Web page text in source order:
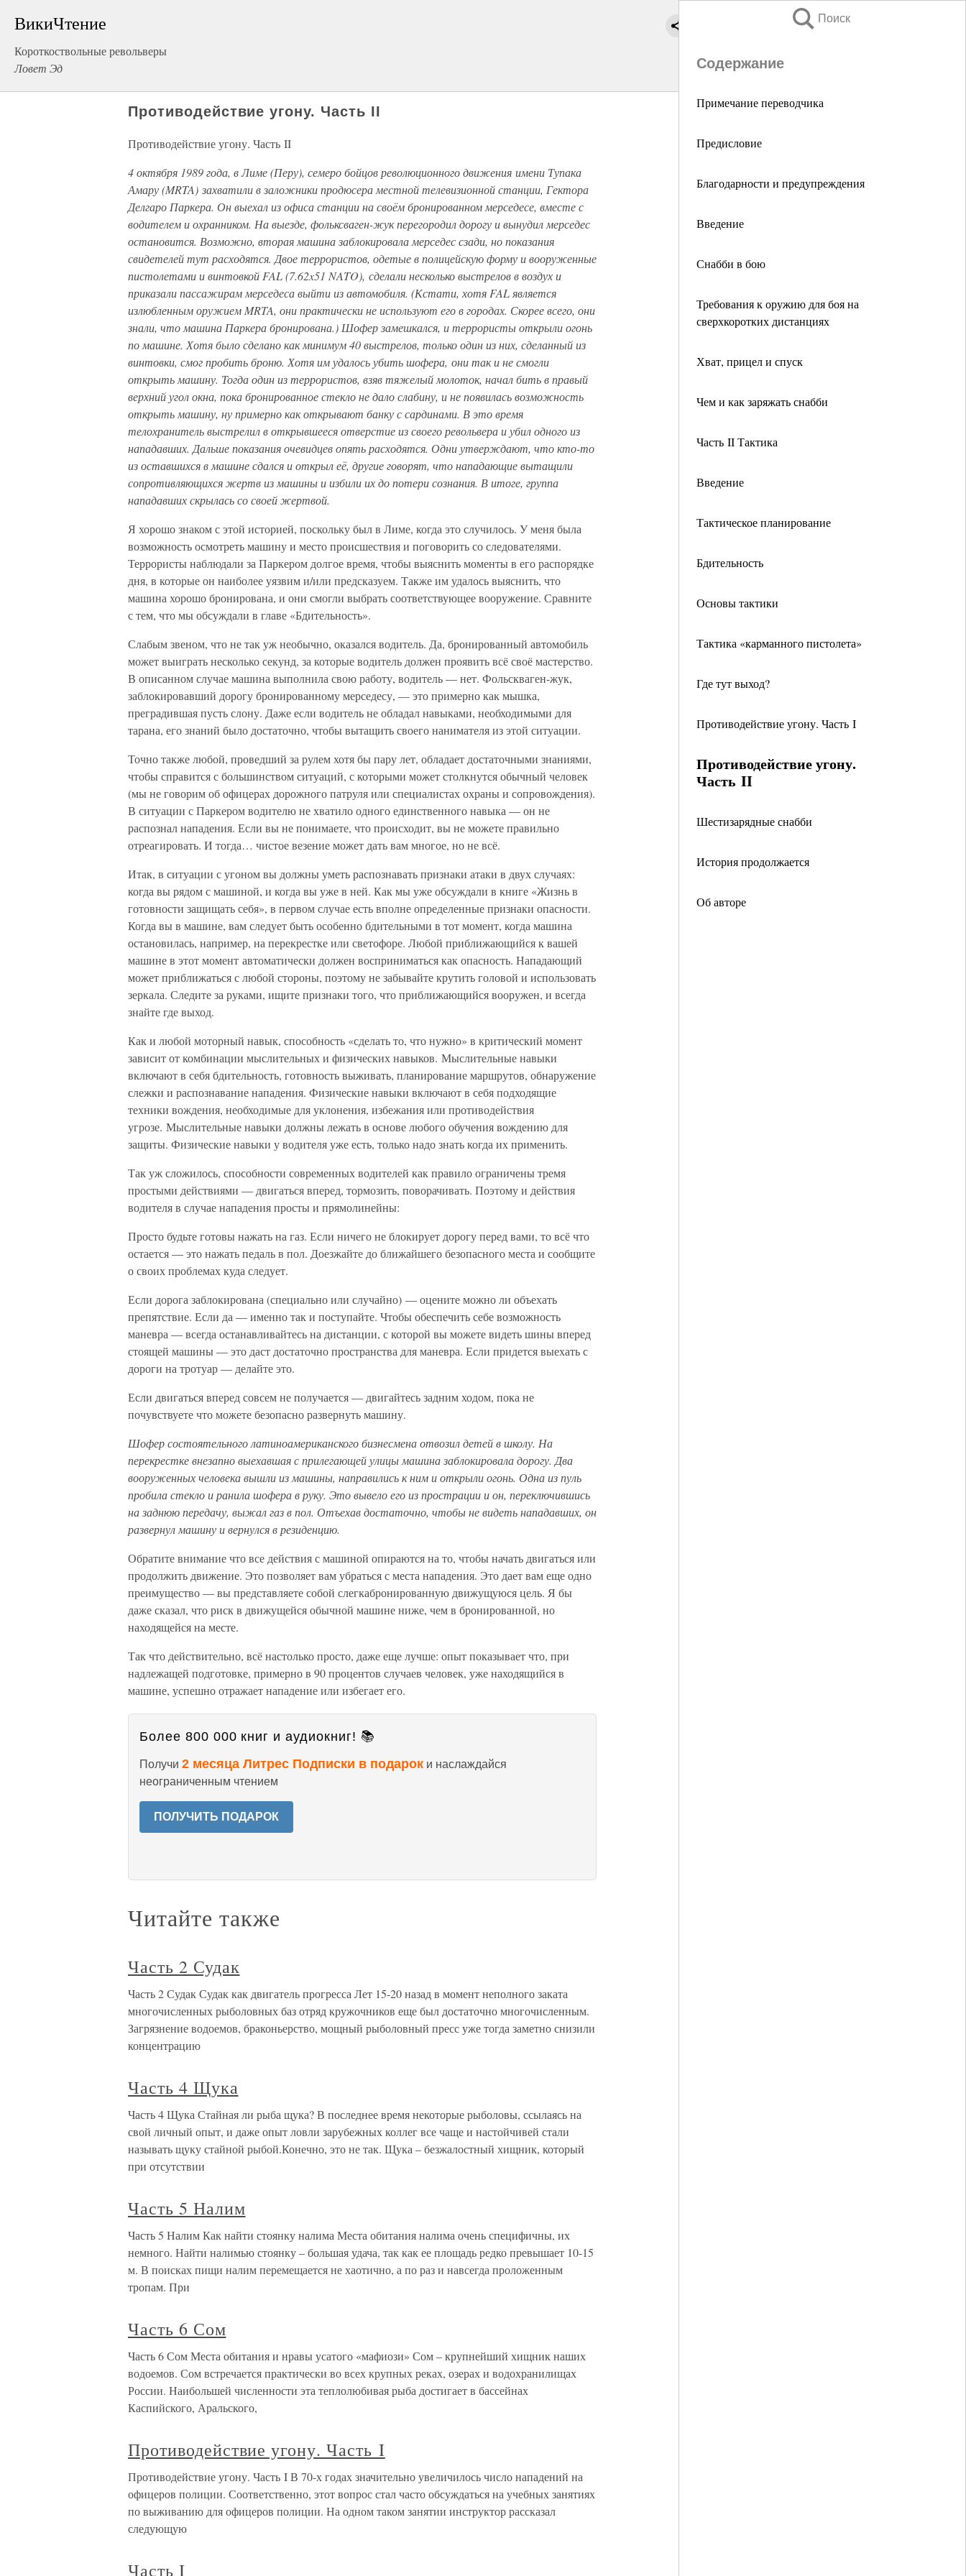
ВикиЧтение
Короткоствольные револьверы
Ловет Эд
Поиск
Содержание
Примечание переводчика
Предисловие
Благодарности и предупреждения
Введение
Снабби в бою
Требования к оружию для боя на
сверхкоротких дистанциях
Хват, прицел и спуск
Чем и как заряжать снабби
Часть II Тактика
Введение
Тактическое планирование
Бдительность
Основы тактики
Тактика «карманного пистолета»
Где тут выход?
Противодействие угону. Часть I
Противодействие угону.
Часть II
Шестизарядные снабби
История продолжается
Об авторе
Противодействие угону. Часть II
Противодействие угону. Часть II
4 октября 1989 года, в Лиме (Перу), семеро бойцов революционного движения имени Тупака
Амару (MRTA) захватили в заложники продюсера местной телевизионной станции, Гектора
Делгаро Паркера. Он выехал из офиса станции на своём бронированном мерседесе, вместе с
водителем и охранником. На выезде, фольксваген-жук перегородил дорогу и вынудил мерседес
остановится. Возможно, вторая машина заблокировала мерседес сзади, но показания
свидетелей тут расходятся. Двое террористов, одетые в полицейскую форму и вооруженные
пистолетами и винтовкой FAL (7.62x51 NATO), сделали несколько выстрелов в воздух и
приказали пассажирам мерседеса выйти из автомобиля. (Кстати, хотя FAL является
излюбленным оружием MRTA, они практически не используют его в городах. Скорее всего, они
знали, что машина Паркера бронирована.) Шофер замешкался, и террористы открыли огонь
по машине. Хотя было сделано как минимум 40 выстрелов, только один из них, сделанный из
винтовки, смог пробить броню. Хотя им удалось убить шофера, они так и не смогли
открыть машину. Тогда один из террористов, взяв тяжелый молоток, начал бить в правый
верхний угол окна, пока бронированное стекло не дало слабину, и не появилась возможность
открыть машину, ну примерно как открывают банку с сардинами. В это время
телохранитель выстрелил в открывшееся отверстие из своего револьвера и убил одного из
нападавших. Дальше показания очевидцев опять расходятся. Одни утверждают, что кто-то
из оставшихся в машине сдался и открыл её, другие говорят, что нападающие вытащили
сопротивляющихся жертв из машины и избили их до потери сознания. В итоге, группа
нападавших скрылась со своей жертвой.
Я хорошо знаком с этой историей, поскольку был в Лиме, когда это случилось. У меня была
возможность осмотреть машину и место происшествия и поговорить со следователями.
Террористы наблюдали за Паркером долгое время, чтобы выяснить моменты в его распорядке
дня, в которые он наиболее уязвим и/или предсказуем. Также им удалось выяснить, что
машина хорошо бронирована, и они смогли выбрать соответствующее вооружение. Сравните
с тем, что мы обсуждали в главе «Бдительность».
Слабым звеном, что не так уж необычно, оказался водитель. Да, бронированный автомобиль
может выиграть несколько секунд, за которые водитель должен проявить всё своё мастерство.
В описанном случае машина выполнила свою работу, водитель — нет. Фольскваген-жук,
заблокировавший дорогу бронированному мерседесу, — это примерно как мышка,
преградившая пусть слону. Даже если водитель не обладал навыками, необходимыми для
тарана, его знаний было достаточно, чтобы вытащить своего нанимателя из этой ситуации.
Точно также любой, проведший за рулем хотя бы пару лет, обладает достаточными знаниями,
чтобы справится с большинством ситуаций, с которыми может столкнутся обычный человек
(мы не говорим об офицерах дорожного патруля или специалистах охраны и сопровождения).
В ситуации с Паркером водителю не хватило одного единственного навыка — он не
распознал нападения. Если вы не понимаете, что происходит, вы не можете правильно
отреагировать. И тогда… чистое везение может дать вам многое, но не всё.
Итак, в ситуации с угоном вы должны уметь распознавать признаки атаки в двух случаях:
когда вы рядом с машиной, и когда вы уже в ней. Как мы уже обсуждали в книге «Жизнь в
готовности защищать себя», в первом случае есть вполне определенные признаки опасности.
Когда вы в машине, вам следует быть особенно бдительными в тот момент, когда машина
остановилась, например, на перекрестке или светофоре. Любой приближающийся к вашей
машине в этот момент автоматически должен восприниматься как опасность. Нападающий
может приближаться с любой стороны, поэтому не забывайте крутить головой и использовать
зеркала. Следите за руками, ищите признаки того, что приближающийся вооружен, и всегда
знайте где выход.
Как и любой моторный навык, способность «сделать то, что нужно» в критический момент
зависит от комбинации мыслительных и физических навыков. Мыслительные навыки
включают в себя бдительность, готовность выживать, планирование маршрутов, обнаружение
слежки и распознавание нападения. Физические навыки включают в себя подходящие
техники вождения, необходимые для уклонения, избежания или противодействия
угрозе. Мыслительные навыки должны лежать в основе любого обучения вождению для
защиты. Физические навыки у водителя уже есть, только надо знать когда их применить.
Так уж сложилось, способности современных водителей как правило ограничены тремя
простыми действиями — двигаться вперед, тормозить, поворачивать. Поэтому и действия
водителя в случае нападения просты и прямолинейны:
Просто будьте готовы нажать на газ. Если ничего не блокирует дорогу перед вами, то всё что
остается — это нажать педаль в пол. Доезжайте до ближайшего безопасного места и сообщите
о своих проблемах куда следует.
Если дорога заблокирована (специально или случайно) — оцените можно ли объехать
препятствие. Если да — именно так и поступайте. Чтобы обеспечить себе возможность
маневра — всегда останавливайтесь на дистанции, с которой вы можете видеть шины вперед
стоящей машины — это даст достаточно пространства для маневра. Если придется выехать с
дороги на тротуар — делайте это.
Если двигаться вперед совсем не получается — двигайтесь задним ходом, пока не
почувствуете что можете безопасно развернуть машину.
Шофер состоятельного латиноамериканского бизнесмена отвозил детей в школу. На
перекрестке внезапно выехавшая с прилегающей улицы машина заблокировала дорогу. Два
вооруженных человека вышли из машины, направились к ним и открыли огонь. Одна из пуль
пробила стекло и ранила шофера в руку. Это вывело его из прострации и он, переключившись
на заднюю передачу, выжал газ в пол. Отъехав достаточно, чтобы не видеть нападавших, он
развернул машину и вернулся в резиденцию.
Обратите внимание что все действия с машиной опираются на то, чтобы начать двигаться или
продолжить движение. Это позволяет вам убраться с места нападения. Это дает вам еще одно
преимущество — вы представляете собой слегкабронированную движущуюся цель. Я бы
даже сказал, что риск в движущейся обычной машине ниже, чем в бронированной, но
находящейся на месте.
Так что действительно, всё настолько просто, даже еще лучше: опыт показывает что, при
надлежащей подготовке, примерно в 90 процентов случаев человек, уже находящийся в
машине, успешно отражает нападение или избегает его.
Более 800 000 книг и аудиокниг! 📚
Получи 2 месяца Литрес Подписки в подарок и наслаждайся
неограниченным чтением
ПОЛУЧИТЬ ПОДАРОК
Читайте также
Часть 2 Судак
Часть 2 Судак Судак как двигатель прогресса Лет 15-20 назад в момент неполного заката
многочисленных рыболовных баз отряд кружочников еще был достаточно многочисленным.
Загрязнение водоемов, браконьерство, мощный рыболовный пресс уже тогда заметно снизили
концентрацию
Часть 4 Щука
Часть 4 Щука Стайная ли рыба щука? В последнее время некоторые рыболовы, ссылаясь на
свой личный опыт, и даже опыт ловли зарубежных коллег все чаще и настойчивей стали
называть щуку стайной рыбой.Конечно, это не так. Щука – безжалостный хищник, который
при отсутствии
Часть 5 Налим
Часть 5 Налим Как найти стоянку налима Места обитания налима очень специфичны, их
немного. Найти налимью стоянку – большая удача, так как ее площадь редко превышает 10-15
м. В поисках пищи налим перемещается не хаотично, а по раз и навсегда проложенным
тропам. При
Часть 6 Сом
Часть 6 Сом Места обитания и нравы усатого «мафиози» Сом – крупнейший хищник наших
водоемов. Сом встречается практически во всех крупных реках, озерах и водохранилищах
России. Наибольшей численности эта теплолюбивая рыба достигает в бассейнах
Каспийского, Аральского,
Противодействие угону. Часть I
Противодействие угону. Часть I В 70-х годах значительно увеличилось число нападений на
офицеров полиции. Соответственно, этот вопрос стал часто обсуждаться на учебных занятиях
по выживанию для офицеров полиции. На одном таком занятии инструктор рассказал
следующую
Часть I